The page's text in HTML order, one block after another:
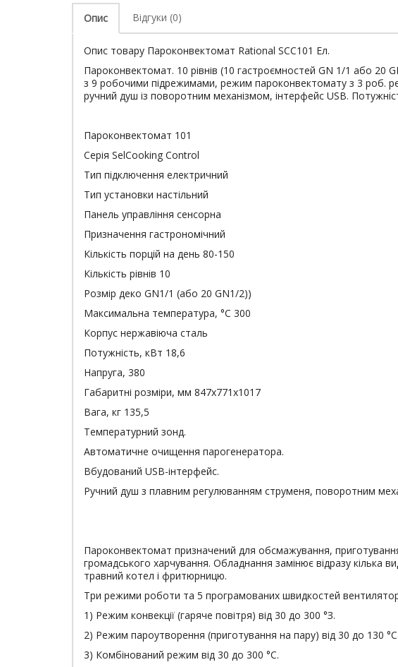
Опис Відгуки (0)
Опис товару Пароконвектомат Rational SCC101 Ел.
Пароконвектомат. 10 рівнів (10 гастроємностей GN 1/1 або
з 9 робочими підрежимами, режим пароконвектомату з 3 роб.
ручний душ із поворотним механізмом, інтерфейс USB.
Пароконвектомат 101
Серія SelCooking Control
Тип підключення електричний
Тип установки настільний
Панель управління сенсорна
Призначення гастрономічний
Кількість порцій на день 80-150
Кількість рівнів 10
Розмір деко GN1/1 (або 20 GN1/2))
Максимальна температура, °С 300
Корпус нержавіюча сталь
Потужність, кВт 18,6
Напруга, 380
Габаритні розміри, мм 847х771х1017
Вага, кг 135,5
Температурний зонд.
Автоматичне очищення парогенератора.
Вбудований USB-інтерфейс.
Ручний душ з плавним регулюванням струменя, поворотним
Пароконвектомат призначений для обсмажування,
громадського харчування. Обладнання замінює відразу кілька
травний котел і фритюрницю.
Три режими роботи та 5 програмованих швидкостей
1) Режим конвекції (гаряче повітря) від 30 до 300 °З.
2) Режим пароутворення (приготування на пару) від 30 до 130 °С.
3) Комбінований режим від 30 до 300 °С.